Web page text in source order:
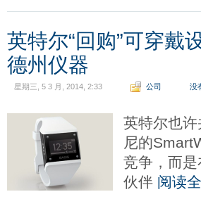
英特尔“回购”可穿戴
德州仪器
星期三, 5 3 月, 2014, 2:33 公司 没
英特尔也
尼的
竞争，而
伙伴 阅读